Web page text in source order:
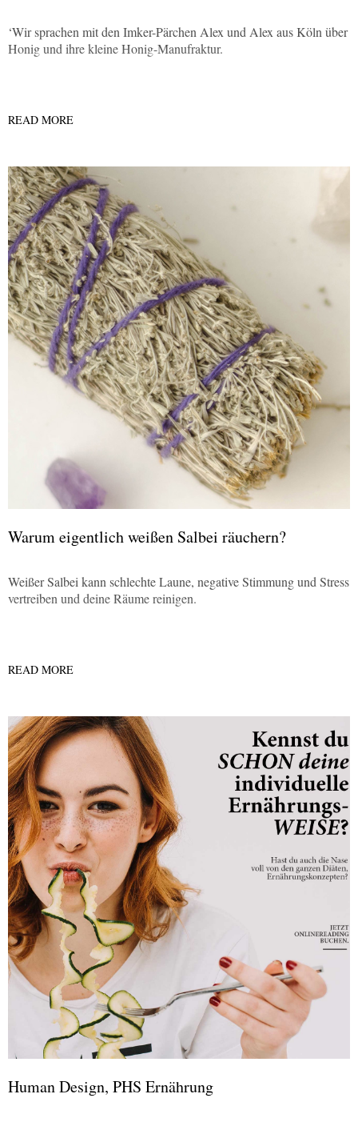
‘Wir sprachen mit den Imker-Pärchen Alex und Alex aus Köln über
Honig und ihre kleine Honig-Manufraktur.
READ MORE
Warum eigentlich weißen Salbei räuchern?
Weißer Salbei kann schlechte Laune, negative Stimmung und Stress
vertreiben und deine Räume reinigen.
READ MORE
Human Design, PHS Ernährung